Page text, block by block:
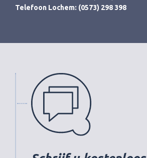
Telefoon Lochem: (0573) 298 398